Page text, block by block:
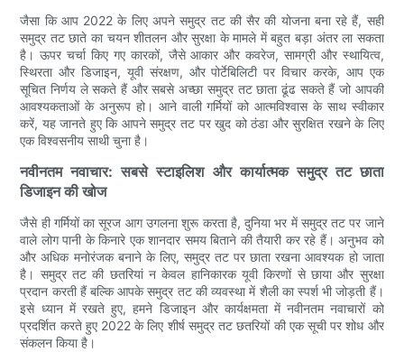
जैसा कि आप 2022 के लिए अपने समुद्र तट की सैर की योजना बना रहे हैं, सही
समुद्र तट छाते का चयन शीतलन और सुरक्षा के मामले में बहुत बड़ा अंतर ला सकता
है। ऊपर चर्चा किए गए कारकों, जैसे आकार और कवरेज, सामग्री और स्थायित्व,
स्थिरता और डिजाइन, यूवी संरक्षण, और पोर्टेबिलिटी पर विचार करके, आप एक
सूचित निर्णय ले सकते हैं और सबसे अच्छा समुद्र तट छाता ढूंढ सकते हैं जो आपकी
आवश्यकताओं के अनुरूप हो। आने वाली गर्मियों को आत्मविश्वास के साथ स्वीकार
करें, यह जानते हुए कि आपने समुद्र तट पर खुद को ठंडा और सुरक्षित रखने के लिए
एक विश्वसनीय साथी चुना है।
नवीनतम नवाचार: सबसे स्टाइलिश और कार्यात्मक समुद्र तट छाता
डिजाइन की खोज
जैसे ही गर्मियों का सूरज आग उगलना शुरू करता है, दुनिया भर में समुद्र तट पर जाने
वाले लोग पानी के किनारे एक शानदार समय बिताने की तैयारी कर रहे हैं। अनुभव को
और अधिक मनोरंजक बनाने के लिए, समुद्र तट पर छाता रखना आवश्यक हो जाता
है। समुद्र तट की छतरियां न केवल हानिकारक यूवी किरणों से छाया और सुरक्षा
प्रदान करती हैं बल्कि आपके समुद्र तट की व्यवस्था में शैली का स्पर्श भी जोड़ती हैं।
इसे ध्यान में रखते हुए, हमने डिजाइन और कार्यक्षमता में नवीनतम नवाचारों को
प्रदर्शित करते हुए 2022 के लिए शीर्ष समुद्र तट छतरियों की एक सूची पर शोध और
संकलन किया है।